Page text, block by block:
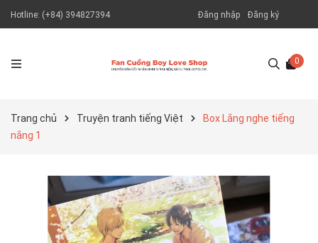
Hotline: (+84) 394827394 Đăng nhập Đăng ký
0
Trang chủ Truyện tranh tiếng Việt
Box Lắng nghe tiếng
nắng 1